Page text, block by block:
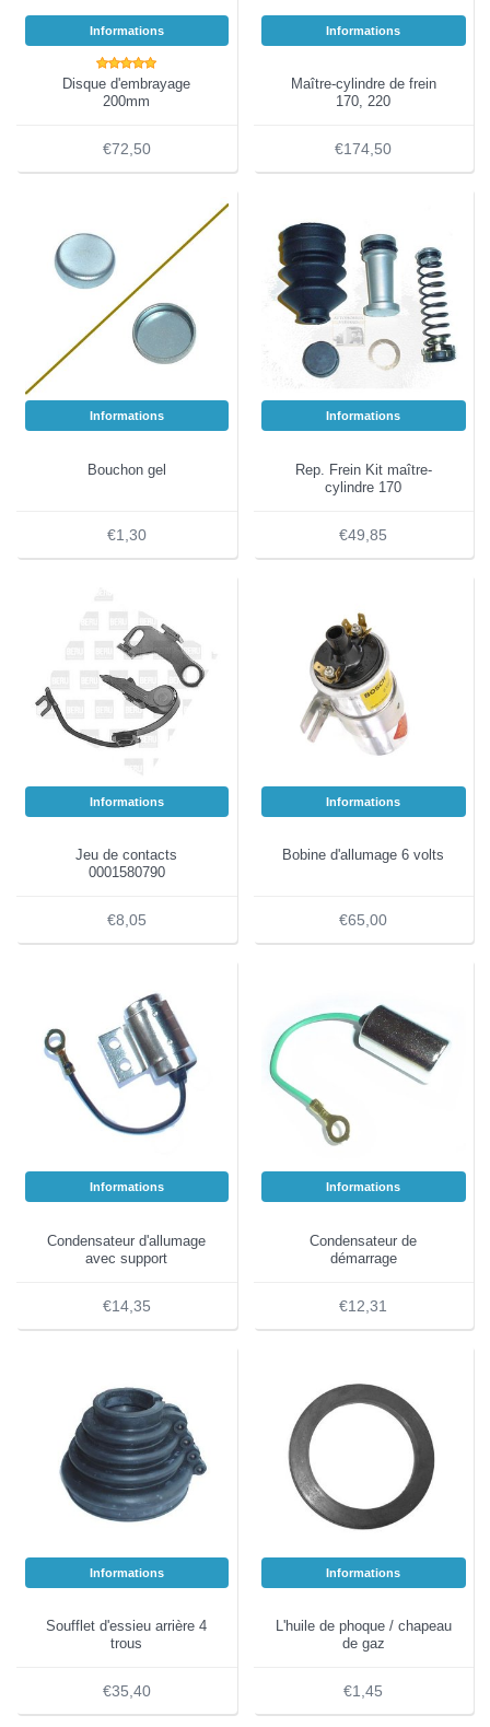
Informations
Disque d'embrayage
200mm
€72,50
Informations
Maître-cylindre de frein
170, 220
€174,50
Informations
Bouchon gel
€1,30
Informations
Rep. Frein Kit maître-
cylindre 170
€49,85
Informations
Jeu de contacts
0001580790
€8,05
Informations
Bobine d'allumage 6 volts
€65,00
Informations
Condensateur d'allumage
avec support
€14,35
Informations
Condensateur de
démarrage
€12,31
Informations
Soufflet d'essieu arrière 4
trous
€35,40
Informations
L'huile de phoque / chapeau
de gaz
€1,45